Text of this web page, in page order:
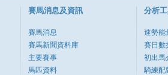
賽馬消息及資訊
賽馬消息
賽馬新聞資料庫
主要賽事
馬匹資料
分析
速勢能
賽日數
初出馬
騎練配